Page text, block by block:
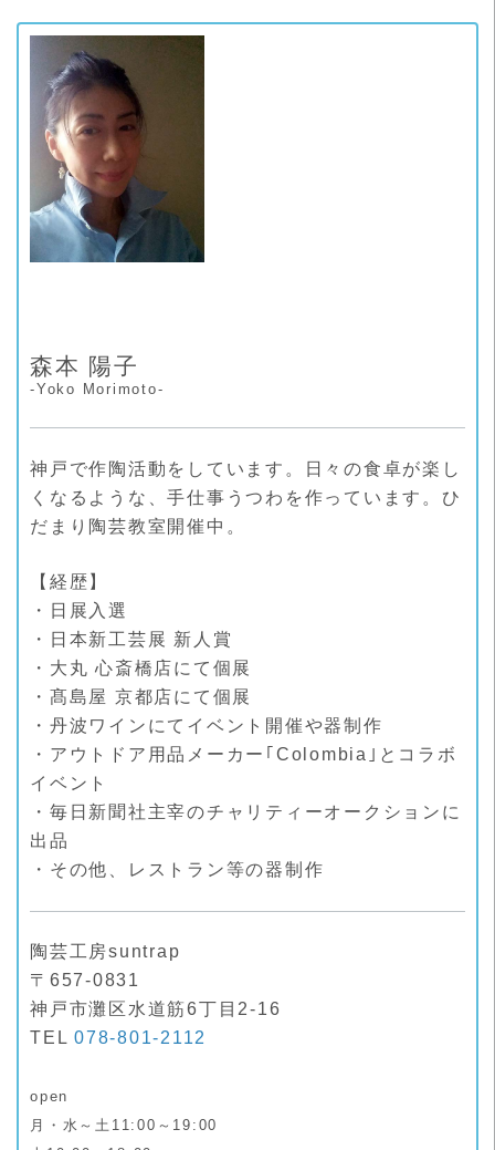
森本 陽子
-Yoko Morimoto-
神戸で作陶活動をしています。日々の食卓が楽し
くなるような、手仕事うつわを作っています。ひ
だまり陶芸教室開催中。
【経歴】
・日展入選
・日本新工芸展 新人賞
・大丸 心斎橋店にて個展
・髙島屋 京都店にて個展
・丹波ワインにてイベント開催や器制作
・アウトドア用品メーカー｢Colombia｣とコラボ
イベント
・毎日新聞社主宰のチャリティーオークションに
出品
・その他、レストラン等の器制作
陶芸工房suntrap
〒657-0831
神戸市灘区水道筋6丁目2-16
TEL078-801-2112
open
月・水～土11:00～19:00